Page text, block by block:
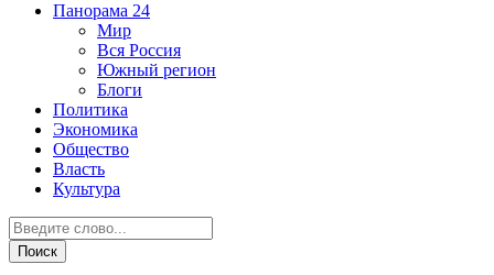
Панорама 24
Мир
Вся Россия
Южный регион
Блоги
Политика
Экономика
Общество
Власть
Культура